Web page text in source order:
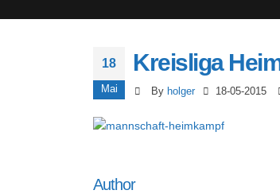
18
Mai
Kreisliga
By holger 18-05-2015
Author